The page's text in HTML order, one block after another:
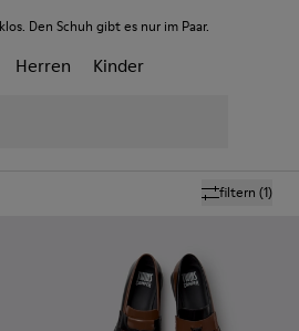
Den Schuh gibt es nur im Paar.
Herren Kinder
filtern (1)